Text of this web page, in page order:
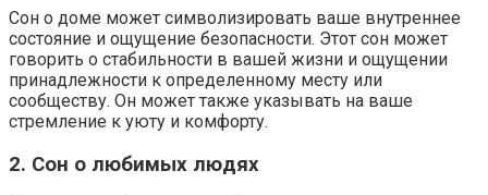
Сон о доме может символизировать ваше внутреннее
состояние и ощущение безопасности. Этот сон может
говорить о стабильности в вашей жизни и ощущении
принадлежности к определенному месту или
сообществу. Он может также указывать на ваше
стремление к уюту и комфорту.
2. Сон о любимых людях